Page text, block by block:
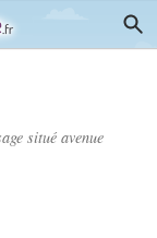
situé avenue